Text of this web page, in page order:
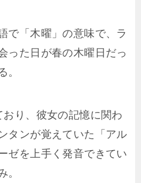
で「木曜」の意味で、ラ
った日が春の木曜日だっ
。
り、彼女の記憶に関わ
タンが覚えていた「アル
ゼを上手く発音できてい
。